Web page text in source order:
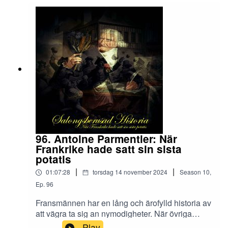
Chatelaine - La Clape NV• Terroir Al Limit Soc.
Vacqueyras 2022🎶• Dirty Loops - Breakdown•
Drottningholms Barockensemble - Allegro,
Drottningholmsmusiken. Utgiven av Musica
Sveciae• Exodus - The Toxic Waltz• Jean
Baptiste Lully - Te Deum• Lu Watters & the Yerba
Buena Jazz Band - Alcoholic Blues• Svullo &
Electric Boys - För fet för ett Fuck• Takayuki
Miyauchi - Nagareboshi Gin• Vernon Dalhart -
The Alcoholic BluesÖvrig 🎶• Salongsberusad
Historia
96. Antoine Parmentier: När
Frankrike hade satt sin sista
potatis
01:07:28 | torsdag 14 november 2024 | Season 10,
Ep. 96
Fransmännen har en lång och ärofylld historia av
att vägra ta sig an nymodigheter. När övriga
Europa förlustade sig i potatisen satt de sexuellt